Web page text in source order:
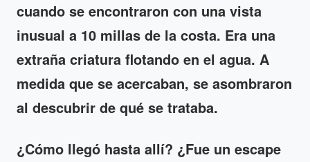
cuando se encontraron con una vista
inusual a 10 millas de la costa. Era una
extraña criatura flotando en el agua. A
medida que se acercaban, se asombraron
al descubrir de qué se trataba.
¿Cómo llegó hasta allí? ¿Fue un escape